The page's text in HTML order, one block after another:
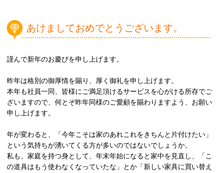
あけましておめでとうございます。
謹んで新年のお慶びを申し上げます。
昨年は格別の御厚情を賜り、厚く御礼を申し上げます。
本年も社員一同、皆様にご満足頂けるサービスを心がける所存でご
ざいますので、何とぞ昨年同様のご愛顧を賜わりますよう、お願い
申し上げます。
年が変わると、「今年こそは家のあれこれをきちんと片付けたい」
という気持ちが湧いてくる方が多いのではないでしょうか。
私も、家庭を持つ身として、年末年始になると家中を見直し、「こ
の道具はもう使わなくなっていたな」とか「新しい家具に買い替え